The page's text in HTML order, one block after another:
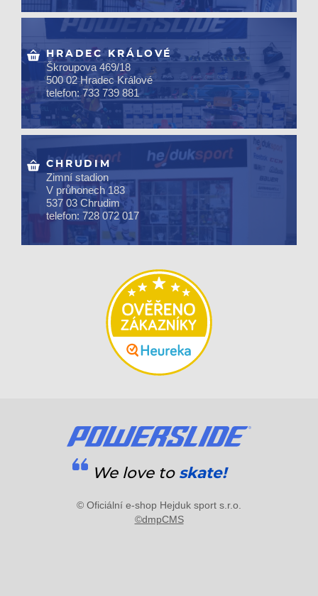
HRADEC KRÁLOVÉ
Škroupova 469/18
500 02 Hradec Králové
telefon: 733 739 881
CHRUDIM
Zimní stadion
V průhonech 183
537 03 Chrudim
telefon: 728 072 017
We love to skate!
© Oficiální e-shop Hejduk sport s.r.o.
©dmpCMS